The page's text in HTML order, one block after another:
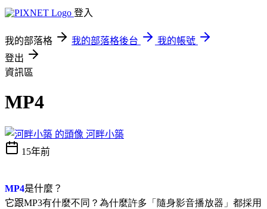
登入
我的部落格 我的部落格後台
我的帳號
登出
資訊區
MP4
河畔小築
15年前
MP4是什麼？
它跟MP3有什麼不同？為什麼許多「隨身影音播放器」都採用